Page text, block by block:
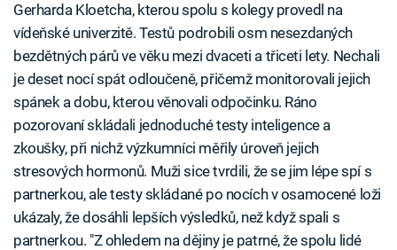
Gerharda Kloetcha, kterou spolu s kolegy provedl na
vídeňské univerzitě. Testů podrobili osm nesezdaných
bezdětných párů ve věku mezi dvaceti a třiceti lety. Nechali
je deset nocí spát odloučeně, přičemž monitorovali jejich
spánek a dobu, kterou věnovali odpočinku. Ráno
pozorovaní skládali jednoduché testy inteligence a
zkoušky, při nichž výzkumníci měřily úroveň jejich
stresových hormonů. Muži sice tvrdili, že se jim lépe spí s
partnerkou, ale testy skládané po nocích v osamocené loži
ukázaly, že dosáhli lepších výsledků, než když spali s
partnerkou. "Z ohledem na dějiny je patrné, že spolu lidé